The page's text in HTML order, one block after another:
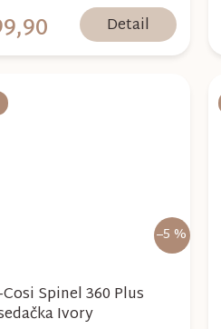
Detail
–5 %
Spinel 360 Plus
Ivory